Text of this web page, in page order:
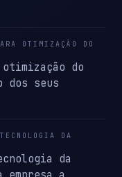
OTIMIZAÇÃO DO
otimização do
dos seus
DA
da